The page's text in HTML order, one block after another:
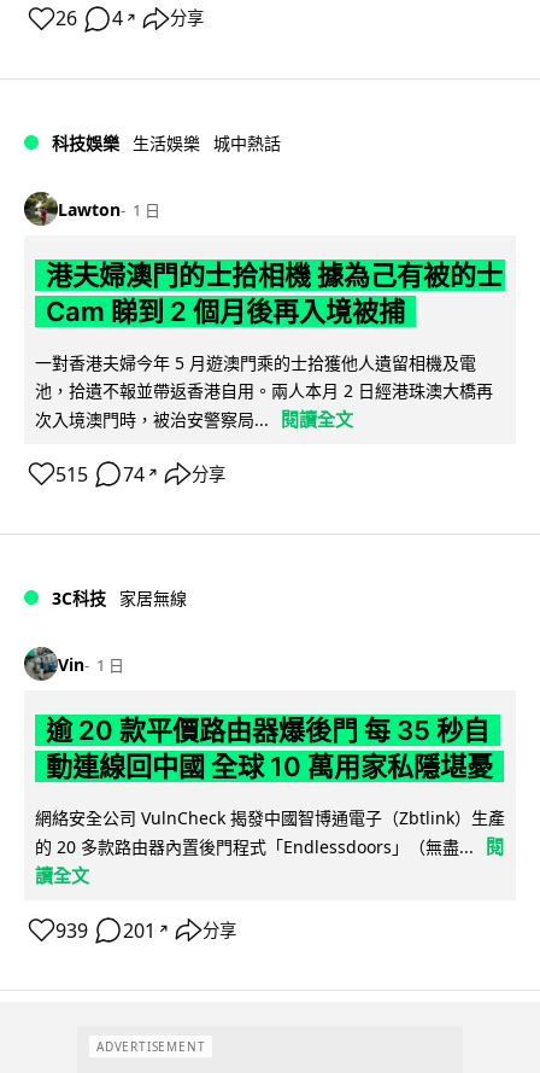
26 4 ↗ 分享
科技娛樂 生活娛樂 城中熱話
Lawton 1 日
港夫婦澳門的士拾相機 據為己有被的士
Cam 睇到 2 個月後再入境被捕
一對香港夫婦今年 5 月遊澳門乘的士拾獲他人遺留相機及電
池，拾遺不報並帶返香港自用。兩人本月 2 日經港珠澳大橋再
次入境澳門時，被治安警察局...
閱讀全文
515 74 ↗ 分享
3C科技 家居無線
Vin 1 日
逾 20 款平價路由器爆後門 每 35 秒自
動連線回中國 全球 10 萬用家私隱堪憂
網絡安全公司 VulnCheck 揭發中國智博通電子（Zbtlink）生產
的 20 多款路由器內置後門程式「Endlessdoors」（無盡...
閱
讀全文
939 201 ↗ 分享
ADVERTISEMENT